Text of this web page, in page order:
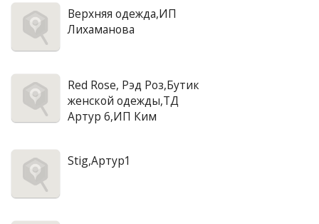
Верхняя одежда,ИП
Лихаманова
Red Rose, Рэд Роз,Бутик
женской одежды,ТД
Артур 6,ИП Ким
Stig,Артур1